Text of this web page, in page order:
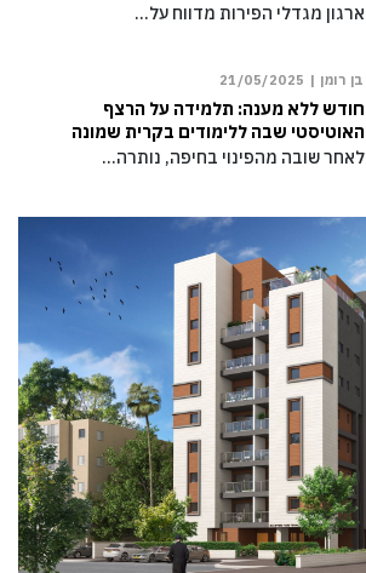
ארגון מגדלי הפירות מדווח על…
בן רומן | 21/05/2025
חודש ללא מענה: תלמידה על הרצף
האוטיסטי שבה ללימודים בקרית שמונה
לאחר שובה מהפינוי בחיפה, נותרה…